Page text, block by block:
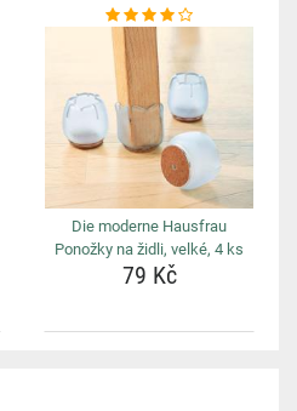
Die moderne Hausfrau
Ponožky na židli, velké, 4 ks
79 Kč